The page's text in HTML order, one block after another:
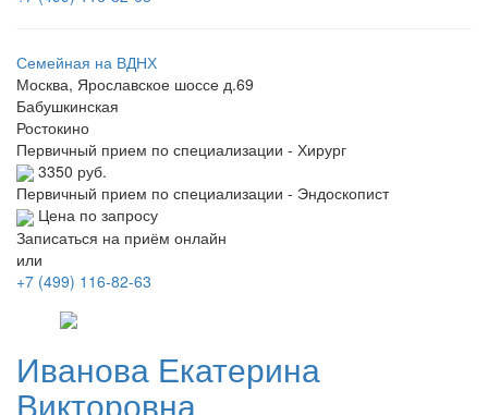
Семейная на ВДНХ
Москва, Ярославское шоссе д.69
Бабушкинская
Ростокино
Первичный прием по специализации - Хирург
3350 руб.
Первичный прием по специализации - Эндоскопист
Цена по запросу
Записаться на приём онлайн
или
+7 (499) 116-82-63
Иванова Екатерина
Викторовна